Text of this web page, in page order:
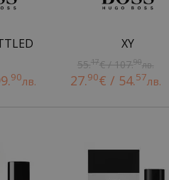
90лв.
XY
55.17€ / 107.90лв.
27.90€ / 54.57лв.